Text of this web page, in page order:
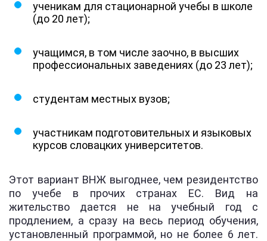
ученикам для стационарной учебы в школе
(до 20 лет);
учащимся, в том числе заочно, в высших
профессиональных заведениях (до 23 лет);
студентам местных вузов;
участникам подготовительных и языковых
курсов словацких университетов.
Этот вариант ВНЖ выгоднее, чем резидентство
по учебе в прочих странах ЕС. Вид на
жительство дается не на учебный год с
продлением, а сразу на весь период обучения,
установленный программой, но не более 6 лет.